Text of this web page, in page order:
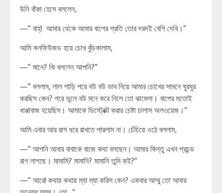
উনি বাঁকা হেসে বললেন,
—” বাহ্! আমার থেকে আমার বাপের প্রতি তোর দরদই বেশি দেখি।”
আমি কনফিউজড হয়ে চোখ কুঁচকালাম,
—” মানে? কি বললেন আপনি?”
—” বললাম, লাল শাড়ি পরে বউ বউ ভাব নিয়ে আমার চোখের সামনে ঘুরঘুর
করছিস কেন? পরে ভুলে বউ মনে করে নিলে তো ঝামেলা। বাপের মতোই
ধাপ্পাবাজ হয়েছিস। আমাকে ডিস্ট্রেক্ট করার চেষ্টা চালাস অলওয়েজ।”
আমি এবার আর রাগ ধরে রাখতে পারলাম না। চেঁচিয়ে ওঠে বললাম,
—” আপনি আবার বাবাকে বাজে কথা বলছেন। আমার কিন্তু এখন প্রচন্ড
রাগ লাগছে। মামামি? মামানি? মামানি তুমি কই?”
—” আরে! কথায় কথায় ম্যা ম্যা করিস কেন? একবার আম্মু তো আবার